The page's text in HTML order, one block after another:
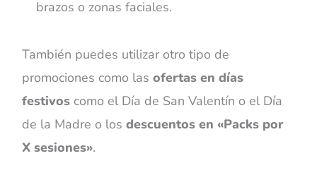
brazos o zonas faciales.
También puedes utilizar otro tipo de
promociones como lasofertas en días
festivos como el Día de San Valentín o el Día
de la Madre o losdescuentos en «Packs por
X sesiones».